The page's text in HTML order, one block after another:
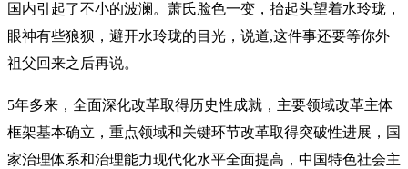
国内引起了不小的波澜。萧氏脸色一变，抬起头望着水玲珑，
眼神有些狼狈，避开水玲珑的目光，说道,这件事还要等你外
祖父回来之后再说。
5年多来，全面深化改革取得历史性成就，主要领域改革主体
框架基本确立，重点领域和关键环节改革取得突破性进展，国
家治理体系和治理能力现代化水平全面提高，中国特色社会主